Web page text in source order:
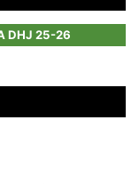
DHJ 25-26